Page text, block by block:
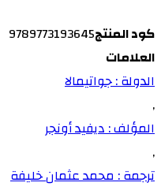
كود المنتج9789773193645
العلامات
الدولة : جواتيمالا
,
المؤلف : ديفيد أونجر
,
ترجمة : محمد عثمان خليفة